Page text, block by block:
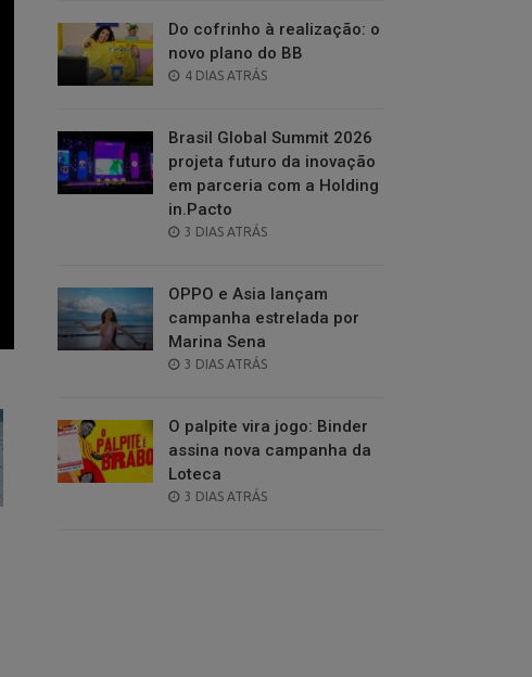
Do cofrinho à realização: o
novo plano do BB
POSTED
4 DIAS ATRÁS
Brasil Global Summit 2026
projeta futuro da inovação
em parceria com a Holding
in.Pacto
POSTED
3 DIAS ATRÁS
OPPO e Asia lançam
campanha estrelada por
Marina Sena
POSTED
3 DIAS ATRÁS
O palpite vira jogo: Binder
assina nova campanha da
Loteca
POSTED
3 DIAS ATRÁS